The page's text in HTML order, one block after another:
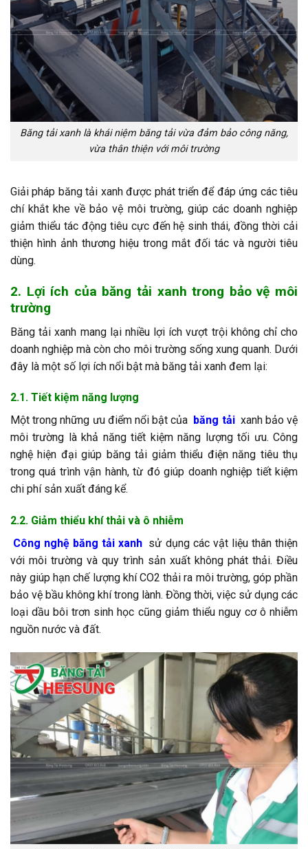
Băng tải xanh là khái niệm băng tải vừa đảm bảo công năng,
vừa thân thiện với môi trường
Giải pháp băng tải xanh được phát triển để đáp ứng các tiêu
chí khắt khe về bảo vệ môi trường, giúp các doanh nghiệp
giảm thiểu tác động tiêu cực đến hệ sinh thái, đồng thời cải
thiện hình ảnh thương hiệu trong mắt đối tác và người tiêu
dùng.
2. Lợi ích của băng tải xanh trong bảo vệ môi
trường
Băng tải xanh mang lại nhiều lợi ích vượt trội không chỉ cho
doanh nghiệp mà còn cho môi trường sống xung quanh. Dưới
đây là một số lợi ích nổi bật mà băng tải xanh đem lại:
2.1. Tiết kiệm năng lượng
Một trong những ưu điểm nổi bật của băng tải xanh bảo vệ
môi trường là khả năng tiết kiệm năng lượng tối ưu. Công
nghệ hiện đại giúp băng tải giảm thiểu điện năng tiêu thụ
trong quá trình vận hành, từ đó giúp doanh nghiệp tiết kiệm
chi phí sản xuất đáng kể.
2.2. Giảm thiểu khí thải và ô nhiễm
Công nghệ băng tải xanh sử dụng các vật liệu thân thiện
với môi trường và quy trình sản xuất không phát thải. Điều
này giúp hạn chế lượng khí CO2 thải ra môi trường, góp phần
bảo vệ bầu không khí trong lành. Đồng thời, việc sử dụng các
loại dầu bôi trơn sinh học cũng giảm thiểu nguy cơ ô nhiễm
nguồn nước và đất.